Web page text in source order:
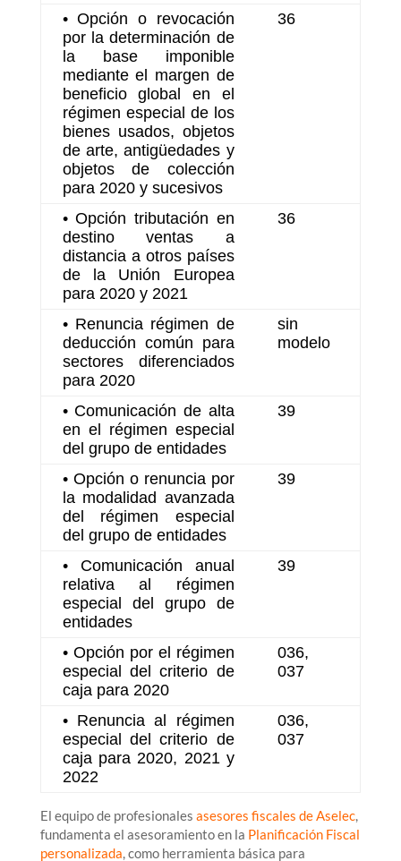
• Opción o revocación
por la determinación de
la base imponible
mediante el margen de
beneficio global en el
régimen especial de los
bienes usados, objetos
de arte, antigüedades y
objetos de colección
para 2020 y sucesivos
36
• Opción tributación en
destino ventas a
distancia a otros países
de la Unión Europea
para 2020 y 2021
36
• Renuncia régimen de
deducción común para
sectores diferenciados
para 2020
sin
modelo
• Comunicación de alta
en el régimen especial
del grupo de entidades
39
• Opción o renuncia por
la modalidad avanzada
del régimen especial
del grupo de entidades
39
• Comunicación anual
relativa al régimen
especial del grupo de
entidades
39
• Opción por el régimen
especial del criterio de
caja para 2020
036,
037
• Renuncia al régimen
especial del criterio de
caja para 2020, 2021 y
2022
036,
037
El equipo de profesionales asesores fiscales de Aselec,
fundamenta el asesoramiento en la Planificación Fiscal
personalizada, como herramienta básica para